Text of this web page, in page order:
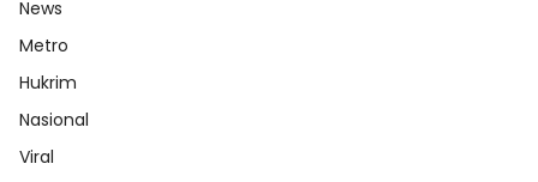
News
Metro
Hukrim
Nasional
Viral